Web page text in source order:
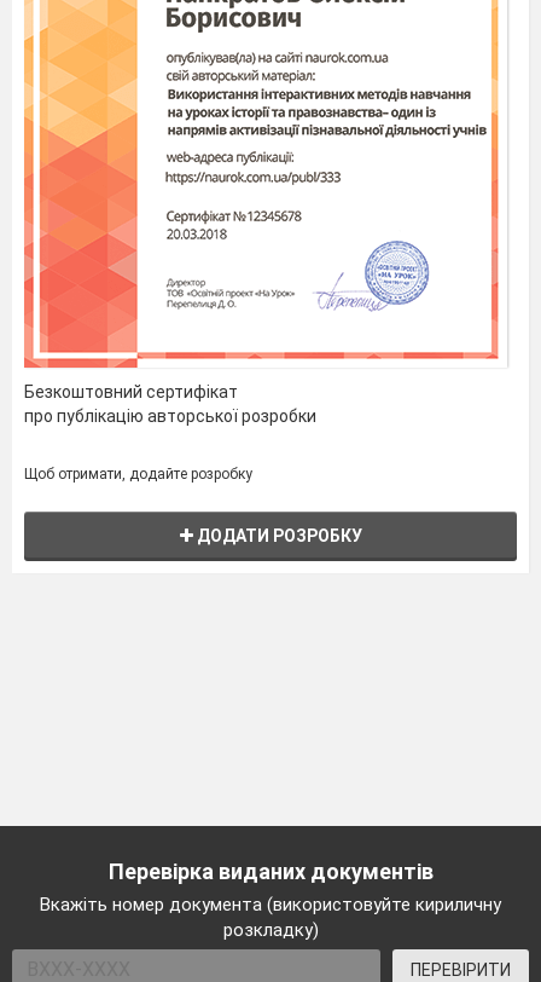
Безкоштовний сертифікат
про публікацію авторської розробки
Щоб отримати, додайте розробку
ДОДАТИ РОЗРОБКУ
Перевірка виданих документів
Вкажіть номер документа (використовуйте кириличну
розкладку)
ПЕРЕВІРИТИ